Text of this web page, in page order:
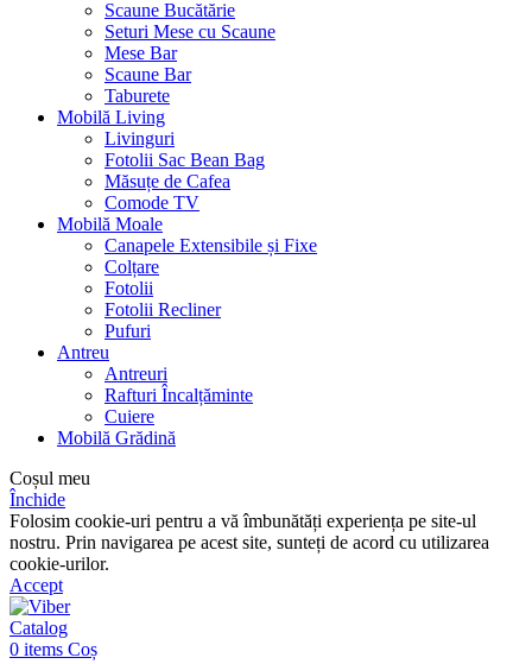
Scaune Bucătărie
Seturi Mese cu Scaune
Mese Bar
Scaune Bar
Taburete
Mobilă Living
Livinguri
Fotolii Sac Bean Bag
Măsuțe de Cafea
Comode TV
Mobilă Moale
Canapele Extensibile și Fixe
Colțare
Fotolii
Fotolii Recliner
Pufuri
Antreu
Antreuri
Rafturi Încalțăminte
Cuiere
Mobilă Grădină
Coșul meu
Închide
Folosim cookie-uri pentru a vă îmbunătăți experiența pe site-ul
nostru. Prin navigarea pe acest site, sunteți de acord cu utilizarea
cookie-urilor.
Accept
Catalog
0 items Coș